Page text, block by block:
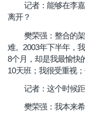
记者：能够在李
离开？
樊荣强：整合的
难。 2003年下半年，
8个月，却是我最愉快
10天班；我很受重视
记者：这个时候
樊荣强：我本来